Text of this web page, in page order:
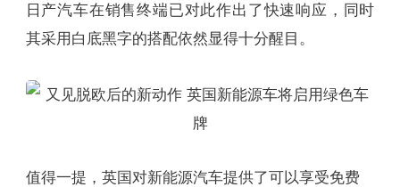
日产汽车在销售终端已对此作出了快速响应，同时
其采用白底黑字的搭配依然显得十分醒目。
值得一提，英国对新能源汽车提供了可以享受免费